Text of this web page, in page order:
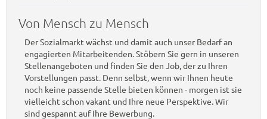
Von Mensch zu Mensch
Der Sozialmarkt wächst und damit auch unser Bedarf an
engagierten Mitarbeitenden. Stöbern Sie gern in unseren
Stellenangeboten und finden Sie den Job, der zu Ihren
Vorstellungen passt. Denn selbst, wenn wir Ihnen heute
noch keine passende Stelle bieten können - morgen ist sie
vielleicht schon vakant und Ihre neue Perspektive. Wir
sind gespannt auf Ihre Bewerbung.